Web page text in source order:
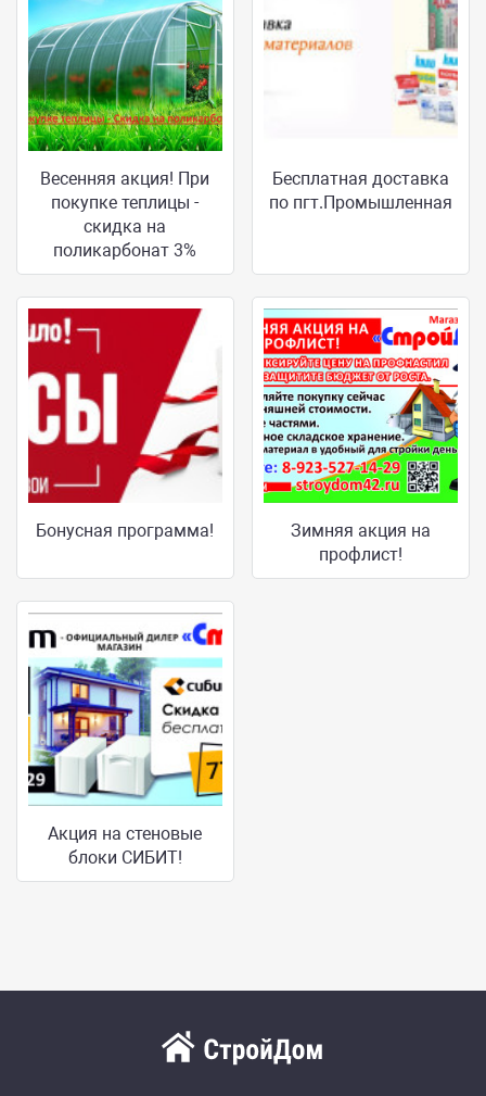
Весенняя акция! При
покупке теплицы -
скидка на
поликарбонат 3%
Бесплатная доставка
по пгт.Промышленная
Бонусная программа!
Зимняя акция на
профлист!
Акция на стеновые
блоки СИБИТ!